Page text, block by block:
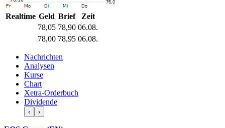
Realtime Geld Brief
Zeit
78,05 78,90 06.08.
78,00 78,95 06.08.
Nachrichten
Analysen
Kurse
Chart
Xetra-Orderbuch
Dividende
‹ ›